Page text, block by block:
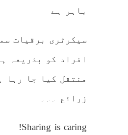
باہر ہے
سیکرٹری برقیات
افراد کو بذریعہ
منتقل کیا جا رہا
زرائع ۔۔۔
Sharing is caring!